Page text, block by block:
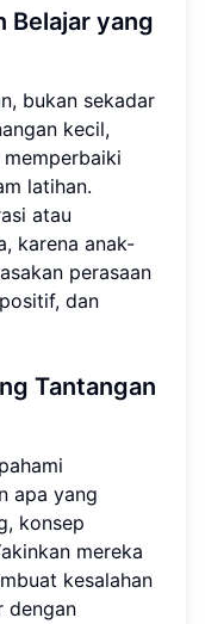
Belajar yang
bukan sekadar
kecil,
latihan.
atau
karena anak-
perasaan
dan
Tantangan
apa yang
konsep
mereka
kesalahan
dengan